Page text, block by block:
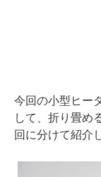
今回の小型ヒー
して、折り畳め
回に分けて紹介